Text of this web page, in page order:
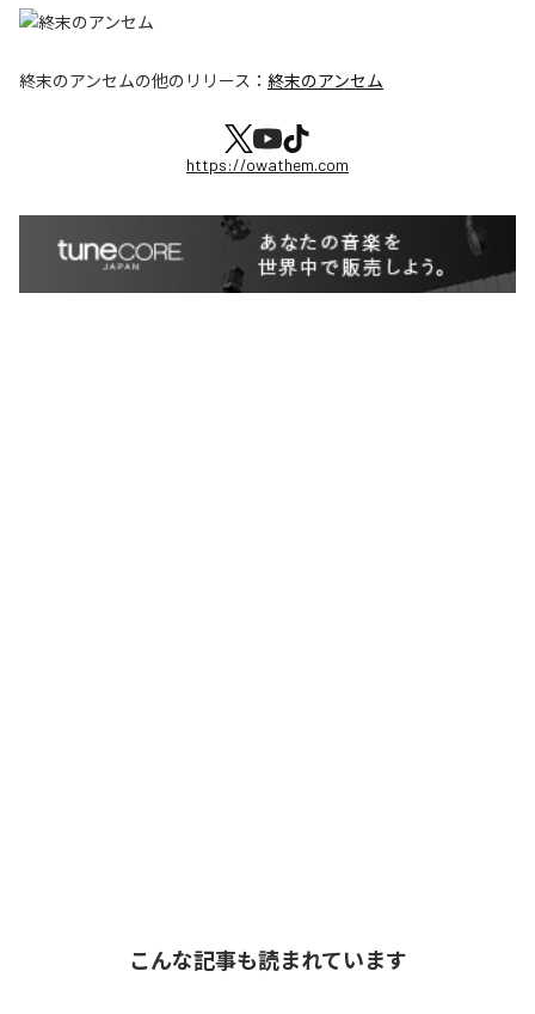
終末のアンセムの他のリリース： 終末のアンセム
https://owathem.com
こんな記事も読まれています